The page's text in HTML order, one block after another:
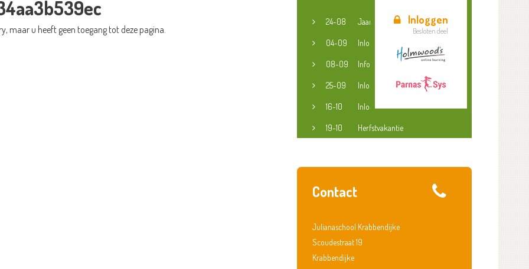
Inloggen
Besloten deel
maar u heeft geen toegang tot deze pagina.
24-08 Jaaropening
04-09 Inloopspreekuur jeugdconsulent
08-09 Informatieavond groep 3-8
25-09 Inloopspreekuur jeugdconsulent
16-10 Inloopspreekuur jeugdconsulent
19-10 Herfstvakantie
Contact
Julianaschool Krabbendijke
Scoudestraat 19
Krabbendijke